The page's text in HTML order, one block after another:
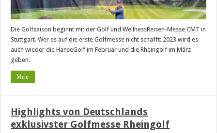
Die Golfsaison beginnt mit der Golf und WellnessReisen-Messe CMT in
Stuttgart. Wer es auf die erste Golfmesse nicht schafft: 2023 wird es
auch wieder die HanseGolf im Februar und die Rheingolf im März
geben.
Mehr
Highlights von Deutschlands
exklusivster Golfmesse Rheingolf